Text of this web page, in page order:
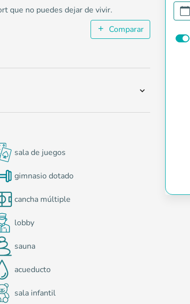
que no puedes dejar de vivir.
Comparar
sala de juegos
gimnasio dotado
cancha múltiple
lobby
sauna
acueducto
sala infantil